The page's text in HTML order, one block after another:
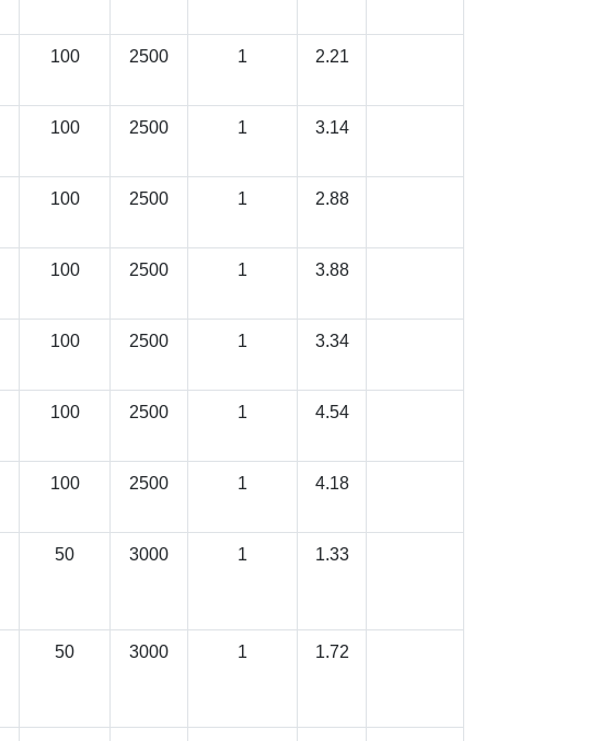
100 2500 1 2.21
100 2500 1 3.14
100 2500 1 2.88
100 2500 1 3.88
100 2500 1 3.34
100 2500 1 4.54
100 2500 1 4.18
50 3000 1 1.33
50 3000 1 1.72